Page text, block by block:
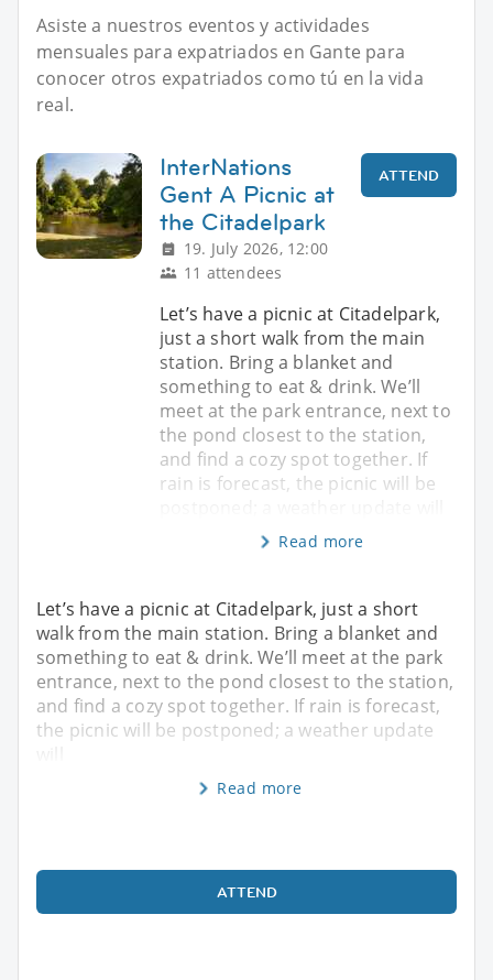
Asiste a nuestros eventos y actividades
mensuales para expatriados en Gante para
conocer otros expatriados como tú en la vida
real.
InterNations
Gent A Picnic at
the Citadelpark
19. July 2026, 12:00
11 attendees
ATTEND
Let’s have a picnic at Citadelpark,
just a short walk from the main
station. Bring a blanket and
something to eat & drink. We’ll
meet at the park entrance, next to
the pond closest to the station,
and find a cozy spot together. If
rain is forecast, the picnic will be
Read more
Let’s have a picnic at Citadelpark, just a short
walk from the main station. Bring a blanket and
something to eat & drink. We’ll meet at the park
entrance, next to the pond closest to the station,
and find a cozy spot together. If rain is forecast,
the picnic will be postponed; a weather update
Read more
ATTEND